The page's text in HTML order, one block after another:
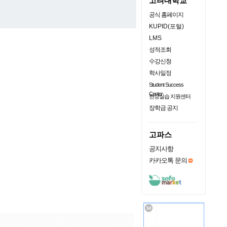
공식 홈페이지
KUPID(포털)
LMS
성적조회
수강신청
학사일정
Student Success
Center
현장실습 지원센터
장학금 공지
고파스
공지사항
카카오톡 문의